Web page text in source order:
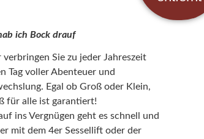
ich Bock drauf
verbringen Sie zu jeder Jahreszeit
Tag voller Abenteuer und
Egal ob Groß oder Klein,
für alle ist garantiert!
ins Vergnügen geht es schnell und
mit dem 4er Sessellift oder der